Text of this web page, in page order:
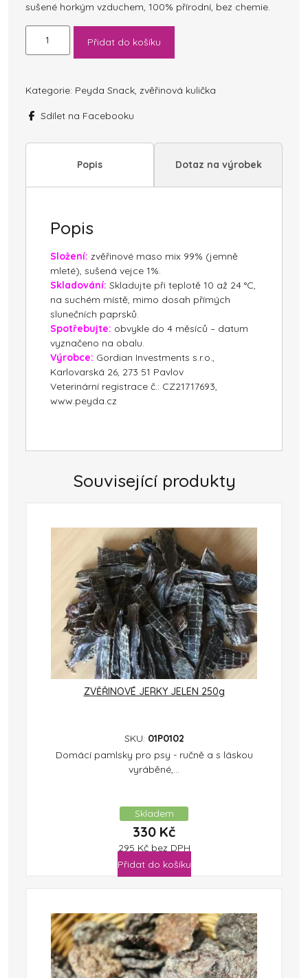
sušené horkým vzduchem, 100% přírodní, bez chemie.
KULIČKA
Přidat do košíku
Kategorie: Peyda Snack, zvěřinová kulička
Sdílet na Facebooku
Popis Dotaz na výrobek
Popis
Složení: zvěřinové maso mix 99% (jemně
mleté), sušená vejce 1%.
Skladování: Skladujte při teplotě 10 až 24 °C,
na suchém místě, mimo dosah přímých
slunečních paprsků.
Spotřebujte: obvykle do 4 měsíců – datum
vyznačeno na obalu.
Výrobce: Gordian Investments s.r.o.,
Karlovarská 26, 273 51 Pavlov
Veterinární registrace č.: CZ21717693,
www.peyda.cz
Související produkty
ZVĚŘINOVÉ JERKY JELEN 250g
SKU: 01P0102
Domácí pamlsky pro psy - ručně a s láskou
vyráběné,...
Skladem
330 Kč
295 Kč bez DPH
Přidat do košíku